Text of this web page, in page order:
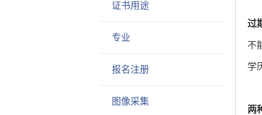
证书用途
专业
报名注册
图像采集
过
不
学
两